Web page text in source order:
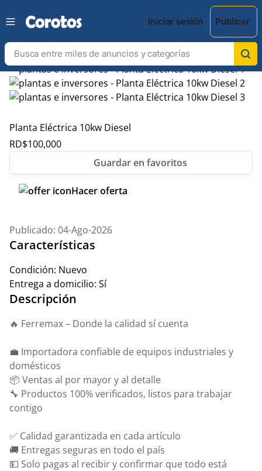
Iniciar sesión Publicar
Planta Eléctrica 10kw Diesel
RD$100,000
Hacer oferta
Publicado: 04-Ago-2026
Características
Condición: Nuevo
Entrega a domicilio: Sí
Descripción
🔥 Ferremax – Donde la calidad sí cuenta
💼 Importadora confiable de equipos industriales y
domésticos
📦 Ventas al por mayor y al detalle
🔧 Productos 100% verificados, listos para trabajar
contigo
✅ Calidad garantizada en cada artículo
🚚 Entregas seguras en todo el país
💵 Solo pagas al recibir y confirmar que todo está